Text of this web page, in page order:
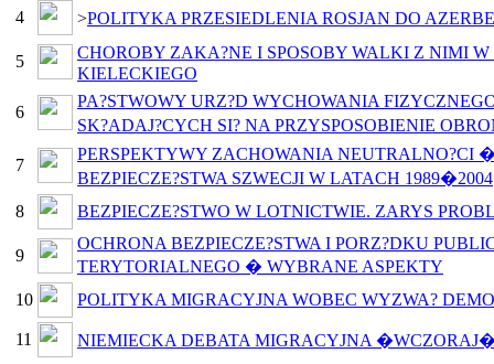
4 >POLITYKA PRZESIEDLENIA ROSJAN DO
5
CHOROBY ZAKA?NE I SPOSOBY WALKI Z NIMI
KIELECKIEGO
6
PA?STWOWY URZ?D WYCHOWANIA
SK?ADAJ?CYCH SI? NA PRZYSPOSOBIENIE
7
PERSPEKTYWY ZACHOWANIA
BEZPIECZE?STWA SZWECJI W LATACH 1989�2004
8
BEZPIECZE?STWO W LOTNICTWIE. ZARYS
9
OCHRONA BEZPIECZE?STWA I PORZ?DKU
TERYTORIALNEGO � WYBRANE ASPEKTY
10
POLITYKA MIGRACYJNA WOBEC WYZWA?
11 NIEMIECKA DEBATA MIGRACYJNA